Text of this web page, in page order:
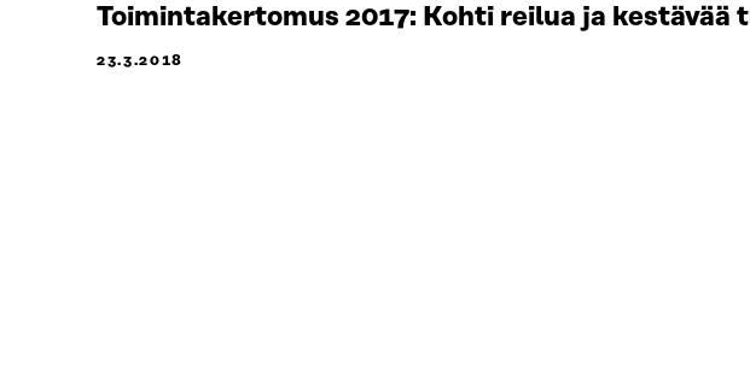
Toimintakertomus 2017: Kohti reilua ja kestävää
23.3.2018